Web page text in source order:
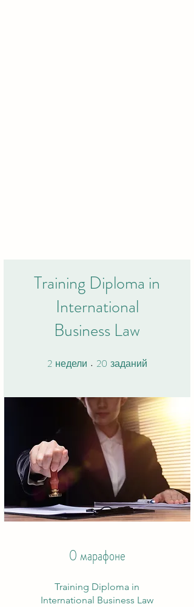
Training Diploma in
International
Business Law
2 недели 2 недели
20 заданий
О марафоне
Training Diploma in
International Business Law